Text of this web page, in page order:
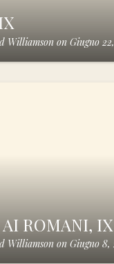
Williamson on Giugno
ROMANI,
Williamson on Giugno 8,